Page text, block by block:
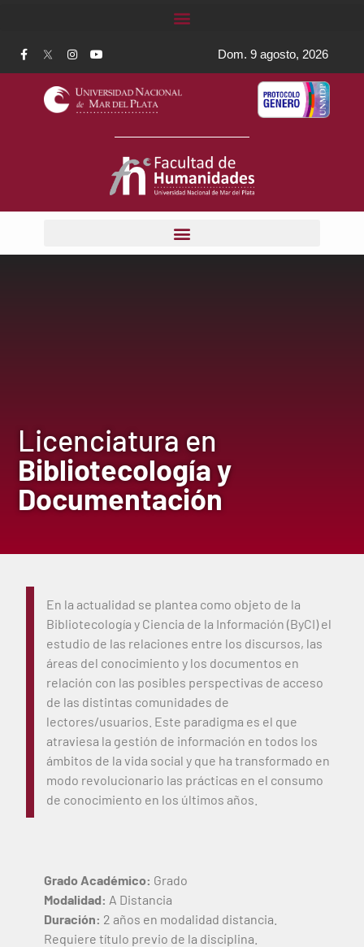
Dom. 9 agosto, 2026
Licenciatura en
Bibliotecología y
Documentación
En la actualidad se plantea como objeto de la
Bibliotecología y Ciencia de la Información (ByCI) el
estudio de las relaciones entre los discursos, las
áreas del conocimiento y los documentos en
relación con las posibles perspectivas de acceso
de las distintas comunidades de
lectores/usuarios. Este paradigma es el que
atraviesa la gestión de información en todos los
ámbitos de la vida social y que ha transformado en
modo revolucionario las prácticas en el consumo
de conocimiento en los últimos años.
Grado Académico: Grado
Modalidad: A Distancia
Duración: 2 años en modalidad distancia.
Requiere título previo de la disciplina.